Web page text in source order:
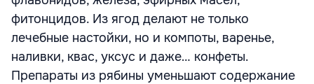
фитонцидов. Из ягод делают не только
лечебные настойки, но и компоты, варенье,
наливки, квас, уксус и даже… конфеты.
Препараты из рябины уменьшают содержание